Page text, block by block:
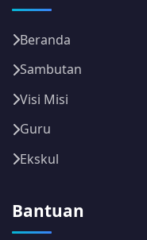
Beranda
Sambutan
Visi Misi
Guru
Ekskul
Bantuan